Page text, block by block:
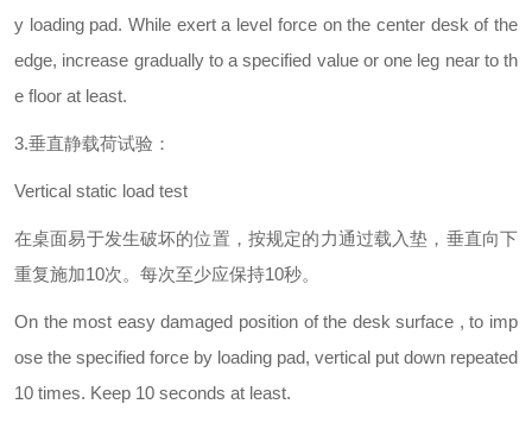
y loading pad. While exert a level force on the center desk of the
edge, increase gradually to a specified value or one leg near to th
e floor at least.
3.垂直静载荷试验：
Vertical static load test
在桌面易于发生破坏的位置，按规定的力通过载入垫，垂直向下
重复施加10次。每次至少应保持10秒。
On the most easy damaged position of the desk surface , to imp
ose the specified force by loading pad, vertical put down repeated
10 times. Keep 10 seconds at least.